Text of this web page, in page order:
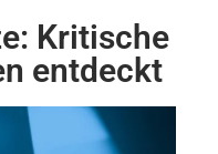
Kritische
entdeckt